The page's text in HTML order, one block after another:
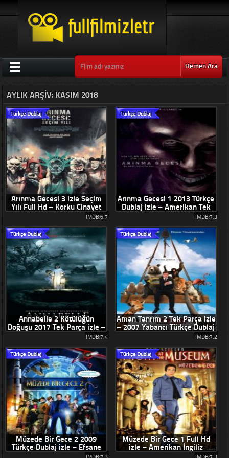
Hemen Ara
AYLIK ARŞIV: KASIM 2018
Arınma Gecesi 3 izle Seçim
Yılı Full Hd – Korku Cinayet
Filmi Türkçe DublaIMDB:6.7
Arınma Gecesi 1 2013 Türkçe
Dublaj izle – Amerikan Tek
Parça Korku FilmleriIMDB:7.3
Annabelle 2 Kötülüğün
Doğuşu 2017 Tek Parça izle –
Yabancı Korku FilmleriIMDB:7.4
Aman Tanrım 2 Tek Parça izle
– 2007 Yabancı Türkçe Dublaj
IMDB:7.2
Müzede Bir Gece 2 2009
Türkçe Dublaj izle – Efsane
Komedi Filmi Serileri
Müzede Bir Gece 1 Full Hd
izle – Amerikan İngiliz
Fantastik Komedi Filmi 2006